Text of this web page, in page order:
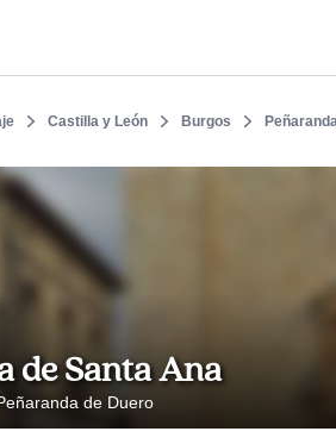
Castilla y León Burgos
de Santa Ana
de Duero